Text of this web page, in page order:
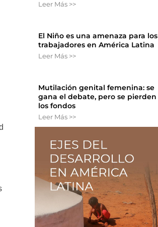
Leer Más >>
El Niño es una amenaza para los
trabajadores en América Latina
Leer Más >>
Mutilación genital femenina: se
gana el debate, pero se pierden
los fondos
Leer Más >>